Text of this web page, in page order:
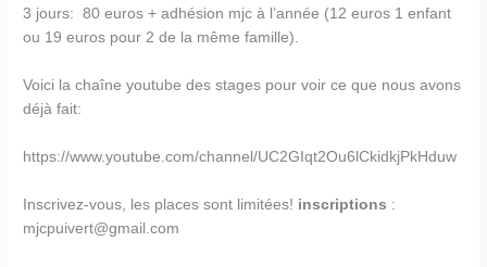
3 jours: 80 euros + adhésion mjc à l’année (12 euros 1 enfant
ou 19 euros pour 2 de la même famille).
Voici la chaîne youtube des stages pour voir ce que nous avons
déjà fait:
https://www.youtube.com/channel/UC2GIqt2Ou6lCkidkjPkHduw
Inscrivez-vous, les places sont limitées! inscriptions :
mjcpuivert@gmail.com